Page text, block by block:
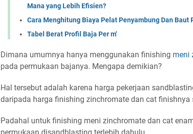
Mana yang Lebih Efisien?
Cara Menghitung Biaya Pelat Penyambung Dan Baut
Tabel Berat Profil Baja Per m'
Dimana umumnya hanya menggunakan finishing meni
pada permukaan bajanya. Mengapa demikian?
Hal tersebut adalah karena harga pekerjaan
daripada harga finishing zinchromate dan cat finishnya
Padahal untuk finishing meni zinchromate dan cat
permukaan disandblasting terlebih dahulu.